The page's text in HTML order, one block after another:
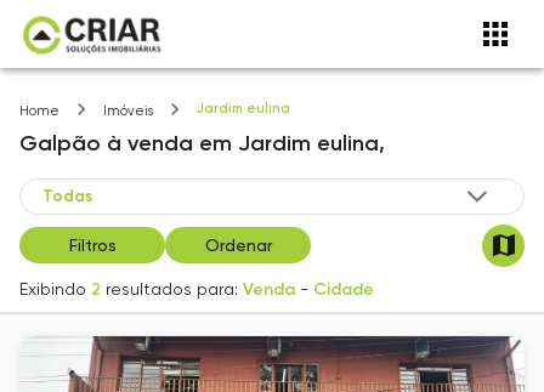
Home Imóveis Jardim eulina
Galpão à venda em Jardim eulina,
Filtros Ordenar
Exibindo 2 resultados para: Venda - Cidade